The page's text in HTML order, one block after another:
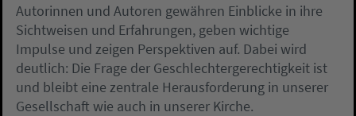
Autorinnen und Autoren gewähren Einblicke in ihre
Sichtweisen und Erfahrungen, geben wichtige
Impulse und zeigen Perspektiven auf. Dabei wird
deutlich: Die Frage der Geschlechtergerechtigkeit ist
und bleibt eine zentrale Herausforderung in unserer
Gesellschaft wie auch in unserer Kirche.